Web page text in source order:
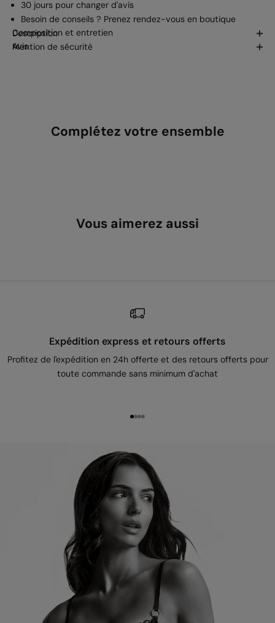
30 jours pour changer d'avis
Besoin de conseils ? Prenez rendez-vous en boutique
Description
Composition et entretien
Mention de sécurité
Avis
Complétez votre ensemble
Vous aimerez aussi
Expédition express et retours offerts
Profitez de l'expédition en 24h offerte et des retours offerts pour
toute commande sans minimum d'achat
Aller à l'élément 1
Aller à l'élément 2
Aller à l'élément 3
Aller à l'élément 4